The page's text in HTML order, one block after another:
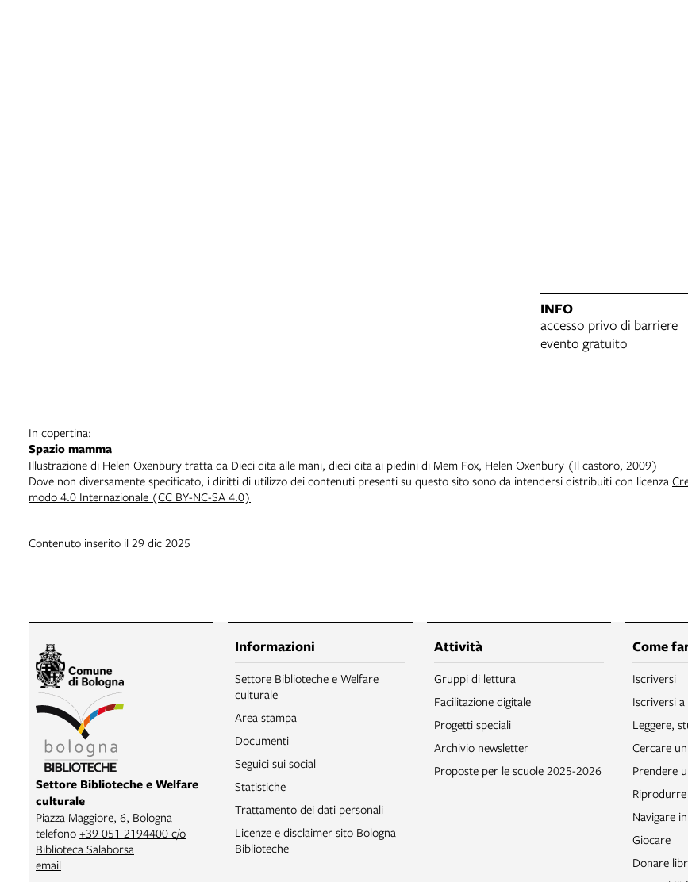
INFO
accesso privo di barriere
evento gratuito
In copertina:
Spazio mamma
Illustrazione di Helen Oxenbury tratta da Dieci dita alle mani, dieci dita ai piedini di Mem Fox, Helen Oxenbury (Il castoro, 2009)
Dove non diversamente specificato, i diritti di utilizzo dei contenuti presenti su questo sito sono da intendersi distribuiti con licenza
modo 4.0 Internazionale (CC BY-NC-SA 4.0)
Contenuto inserito il 29 dic 2025
Settore Biblioteche e Welfare
culturale
Piazza Maggiore, 6, Bologna
telefono +39 051 2194400 c/o
Biblioteca Salaborsa
email
Informazioni
Settore Biblioteche e Welfare
culturale
Area stampa
Documenti
Seguici sui social
Statistiche
Trattamento dei dati personali
Licenze e disclaimer sito Bologna
Biblioteche
Attività
Gruppi di lettura
Facilitazione digitale
Progetti speciali
Archivio newsletter
Proposte per le scuole 2025-2026
Come
Iscriversi
Iscriversi
Leggere,
Cercare
Prendere
Navigare
Giocare
Donare